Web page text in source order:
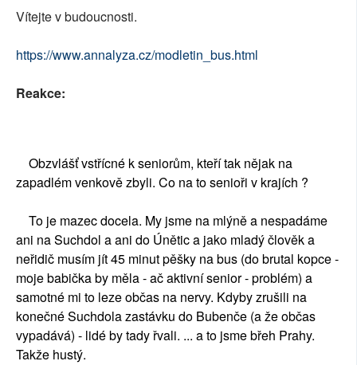
Vítejte v budoucnosti.
https://www.annalyza.cz/modletin_bus.html
Reakce:
Obzvlášť vstřícné k seniorům, kteří tak nějak na
zapadlém venkově zbyli. Co na to senioři v krajích ?
To je mazec docela. My jsme na mlýně a nespadáme
ani na Suchdol a ani do Únětic a jako mladý člověk a
neřidič musím jít 45 minut pěšky na bus (do brutal kopce -
moje babička by měla - ač aktivní senior - problém) a
samotné mi to leze občas na nervy. Kdyby zrušili na
konečné Suchdola zastávku do Bubenče (a že občas
vypadává) - lidé by tady řvali. ... a to jsme břeh Prahy.
Takže hustý.